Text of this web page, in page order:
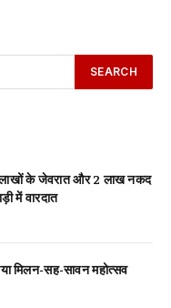
लाखों के जेवरात और 2 लाख नकद
में वारदात
मिलन-सह-सावन महोत्सव